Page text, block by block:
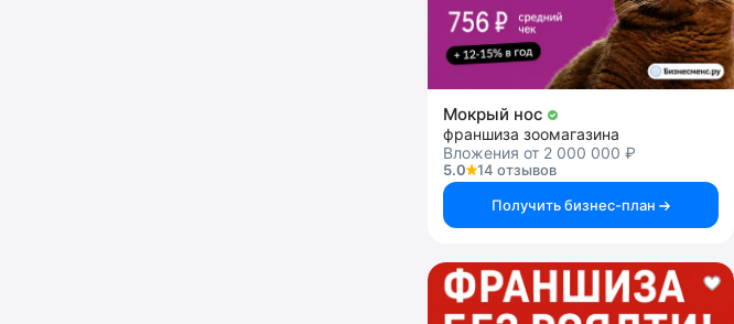
Мокрый нос
франшиза зоомагазина
Вложения от 2 000 000 ₽
5.0
14 отзывов
Получить бизнес-план